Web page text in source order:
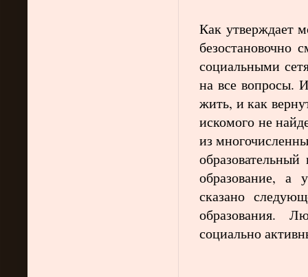
Как утверждает
безостановочно
социальными
на все вопросы.
жить, и как
искомого не
из
образование,
сказано
образования.
социально